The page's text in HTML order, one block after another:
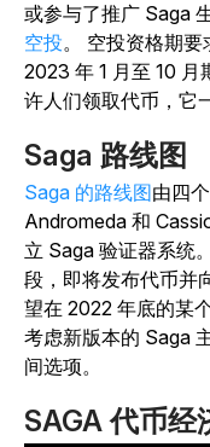
或参与了推广 Saga
空投。
空投资格期要
2023 年 1 月至 10
许人们领取代币，它
Saga 路线图
Saga 的路线图由四
Andromeda 和
立 Saga 验证器系统
段，即将发布代币并
望在 2022 年底的某
考虑新版本的 Saga
间选项。
SAGA 代币经